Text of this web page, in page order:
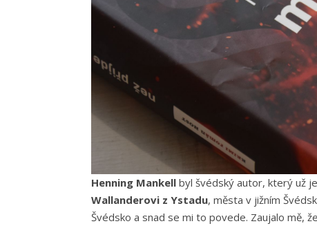
Henning Mankell byl švédský autor, který už
Wallanderovi z Ystadu, města v jižním
Švédsko a snad se mi to povede. Zaujalo mě,